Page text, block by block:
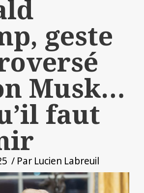
geste
Musk…
faut
/ Par Lucien Labreuil